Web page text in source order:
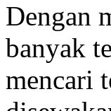
Dengan
banyak
mencari